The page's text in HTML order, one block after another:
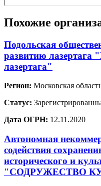
Похожие
Подольская
развитию лазертага
лазертага"
Регион: Московская
Статус:
Дата ОГРН: 12.11.2020
Автономная
содействия
исторического и
"СОДРУЖЕСТВО